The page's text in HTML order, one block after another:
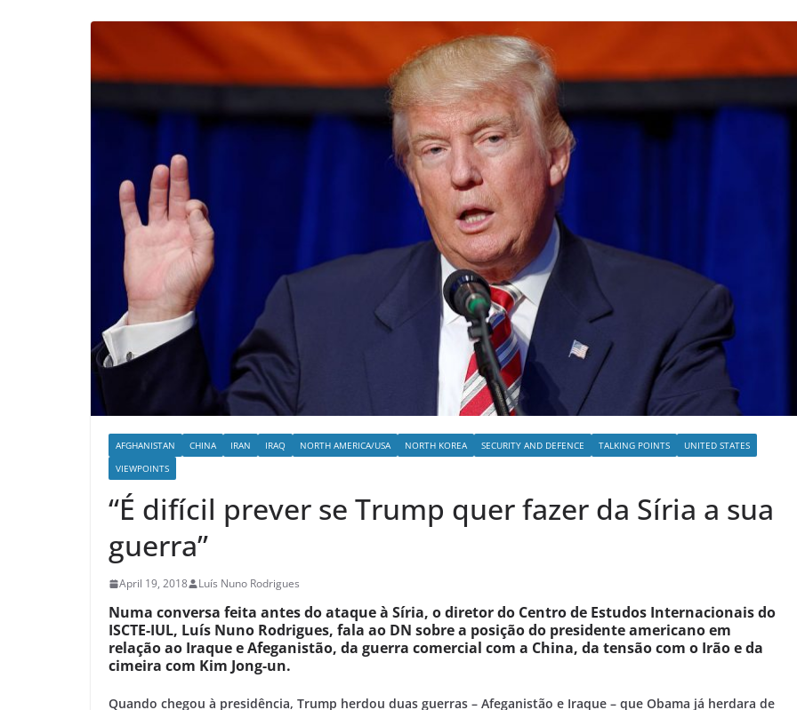
AFGHANISTAN CHINA IRAN IRAQ NORTH AMERICA/USA NORTH KOREA SECURITY AND DEFENCE TALKING POINTS
UNITED STATES
VIEWPOINTS
“É difícil prever se Trump quer fazer da Síria a sua
guerra”
April 19, 2018 Luís Nuno Rodrigues
Numa conversa feita antes do ataque à Síria, o diretor do Centro de Estudos Internacionais do
ISCTE-IUL, Luís Nuno Rodrigues, fala ao DN sobre a posição do presidente americano em
relação ao Iraque e Afeganistão, da guerra comercial com a China, da tensão com o Irão e da
cimeira com Kim Jong-un.
Quando chegou à presidência, Trump herdou duas guerras – Afeganistão e Iraque – que Obama já herdara de